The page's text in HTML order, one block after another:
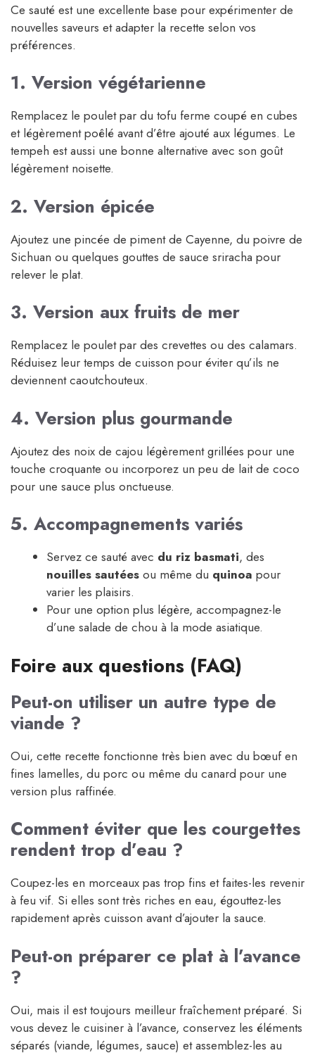
Ce sauté est une excellente base pour expérimenter de
nouvelles saveurs et adapter la recette selon vos
préférences.
1. Version végétarienne
Remplacez le poulet par du tofu ferme coupé en cubes
et légèrement poêlé avant d’être ajouté aux légumes. Le
tempeh est aussi une bonne alternative avec son goût
légèrement noisette.
2. Version épicée
Ajoutez une pincée de piment de Cayenne, du poivre de
Sichuan ou quelques gouttes de sauce sriracha pour
relever le plat.
3. Version aux fruits de mer
Remplacez le poulet par des crevettes ou des calamars.
Réduisez leur temps de cuisson pour éviter qu’ils ne
deviennent caoutchouteux.
4. Version plus gourmande
Ajoutez des noix de cajou légèrement grillées pour une
touche croquante ou incorporez un peu de lait de coco
pour une sauce plus onctueuse.
5. Accompagnements variés
Servez ce sauté avec du riz basmati, des
nouilles sautées ou même du quinoa pour
varier les plaisirs.
Pour une option plus légère, accompagnez-le
d’une salade de chou à la mode asiatique.
Foire aux questions (FAQ)
Peut-on utiliser un autre type de
viande ?
Oui, cette recette fonctionne très bien avec du bœuf en
fines lamelles, du porc ou même du canard pour une
version plus raffinée.
Comment éviter que les courgettes
rendent trop d’eau ?
Coupez-les en morceaux pas trop fins et faites-les revenir
à feu vif. Si elles sont très riches en eau, égouttez-les
rapidement après cuisson avant d’ajouter la sauce.
Peut-on préparer ce plat à l’avance
?
Oui, mais il est toujours meilleur fraîchement préparé. Si
vous devez le cuisiner à l’avance, conservez les éléments
séparés (viande, légumes, sauce) et assemblez-les au